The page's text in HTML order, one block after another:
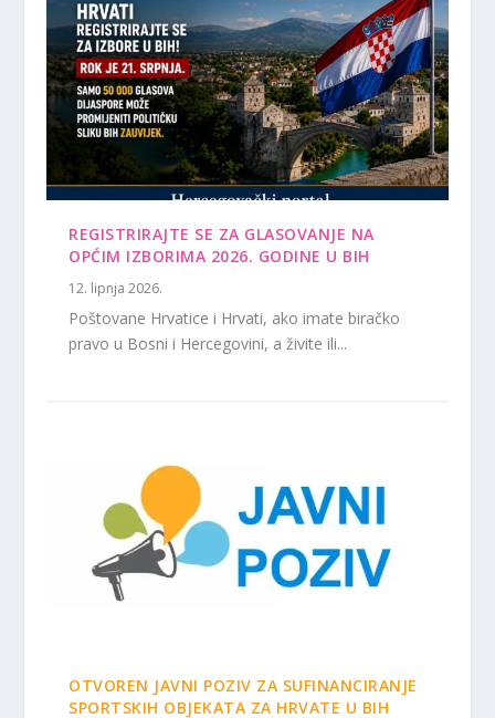
REGISTRIRAJTE SE ZA GLASOVANJE NA
OPĆIM IZBORIMA 2026. GODINE U BIH
12. lipnja 2026.
Poštovane Hrvatice i Hrvati, ako imate biračko
pravo u Bosni i Hercegovini, a živite ili...
OTVOREN JAVNI POZIV ZA SUFINANCIRANJE
SPORTSKIH OBJEKATA ZA HRVATE U BIH